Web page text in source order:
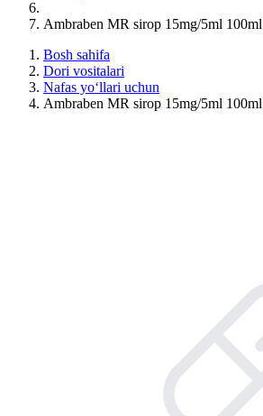
Ambraben MR sirop 15mg/5ml 100ml
Bosh sahifa
Dori vositalari
Nafas yo‘llari uchun
Ambraben MR sirop 15mg/5ml 100ml